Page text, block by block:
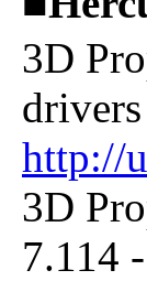
3D
http://
3D
7.114